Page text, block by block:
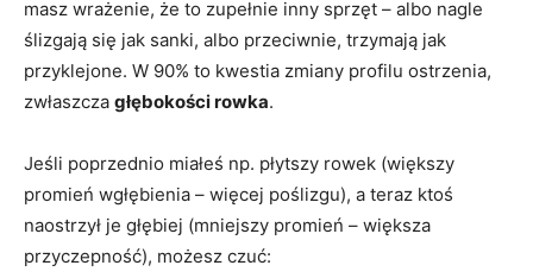
masz wrażenie, że to zupełnie inny sprzęt – albo nagle
ślizgają się jak sanki, albo przeciwnie, trzymają jak
przyklejone. W 90% to kwestia zmiany profilu ostrzenia,
zwłaszcza głębokości rowka.
Jeśli poprzednio miałeś np. płytszy rowek (większy
promień wgłębienia – więcej poślizgu), a teraz ktoś
naostrzył je głębiej (mniejszy promień – większa
przyczepność), możesz czuć: